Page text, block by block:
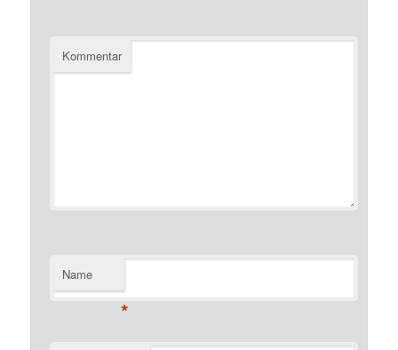
Kommentar
Name
*